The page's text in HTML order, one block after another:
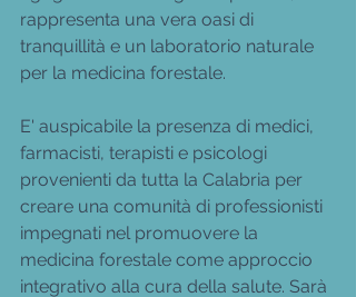
rappresenta una vera oasi di
tranquillità e un laboratorio naturale
per la medicina forestale.
E' auspicabile la presenza di medici,
farmacisti, terapisti e psicologi
provenienti da tutta la Calabria per
creare una comunità di professionisti
impegnati nel promuovere la
medicina forestale come approccio
integrativo alla cura della salute. Sarà